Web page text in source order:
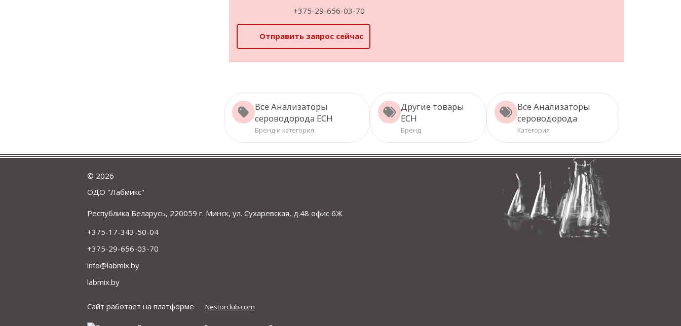
+375-29-656-03-70
Отправить запрос сейчас
Все Анализаторы
сероводорода ECH
Бренд и категория
Другие товары
ECH
Бренд
Все Анализаторы
сероводорода
Категория
© 2026
ОДО "Лабмикс"
Республика Беларусь, 220059 г. Минск, ул. Сухаревская, д.48 офис 6Ж
+375-17-343-50-04
+375-29-656-03-70
info@labmix.by
labmix.by
Сайт работает на платформе Nestorclub.com